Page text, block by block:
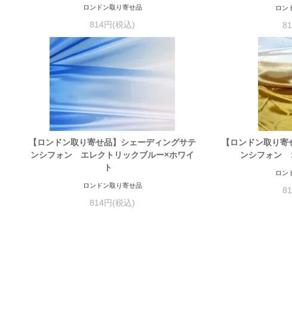
ロンドン取り寄せ品
814円(税込)
ロン
【ロンドン取り寄せ品】シェーディングサテ
ンシフォン エレクトリックブルー×ホワイ
ト
ロンドン取り寄せ品
814円(税込)
【ロンドン取り
ンシフォン
ロン